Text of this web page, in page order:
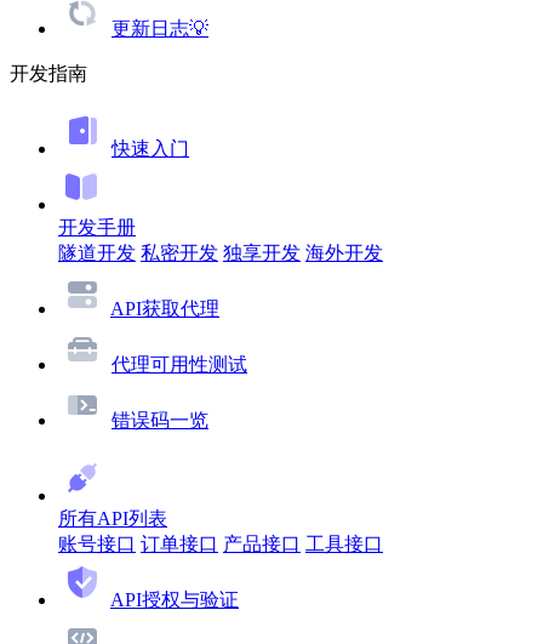
更新日志💡
开发指南
快速入门
开发手册
隧道开发 私密开发 独享开发 海外开发
API获取代理
代理可用性测试
错误码一览
所有API列表
账号接口 订单接口 产品接口 工具接口
API授权与验证